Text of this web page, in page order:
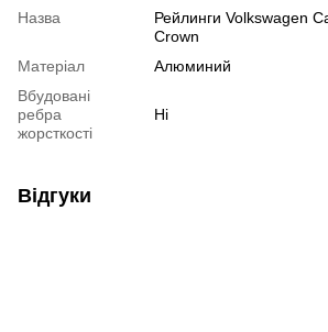
Назва
Рейлинги Volkswagen
Crown
Матеріал
Алюминий
Вбудовані
ребра
жорсткості
Ні
Відгуки